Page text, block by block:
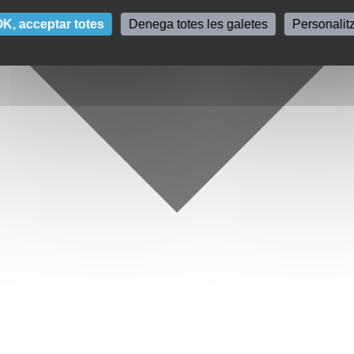
acceptar totes Denega totes les galetes